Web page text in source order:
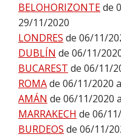
BELOHORIZONTEde
29/11/2020
LONDRES de 06/11/
DUBLÍN de 06/11/
BUCAREST de 06/11/
ROMAde 06/11/2020
AMÁN de 06/11/2020
MARRAKECH de 06/
BURDEOS de 06/11/